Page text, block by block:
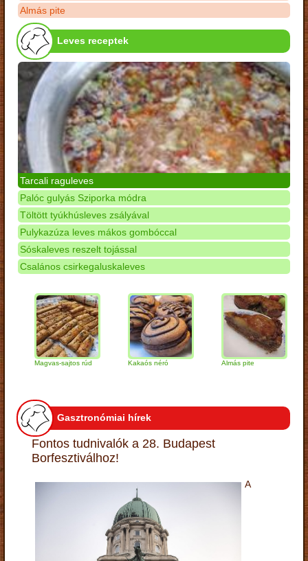
Almás pite
Leves receptek
Tarcali raguleves
Palóc gulyás Sziporka módra
Töltött tyúkhúsleves zsályával
Pulykazúza leves mákos gombóccal
Sóskaleves reszelt tojással
Csalános csirkegaluskaleves
Magvas-sajtos rúd Kakaós néró Almás pite
Gasztronómiai hírek
Fontos tudnivalók a 28. Budapest
Borfesztiválhoz!
A